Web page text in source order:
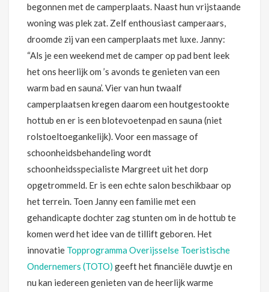
begonnen met de camperplaats. Naast hun vrijstaande
woning was plek zat. Zelf enthousiast camperaars,
droomde zij van een camperplaats met luxe. Janny:
“Als je een weekend met de camper op pad bent leek
het ons heerlijk om ’s avonds te genieten van een
warm bad en sauna’. Vier van hun twaalf
camperplaatsen kregen daarom een houtgestookte
hottub en er is een blotevoetenpad en sauna (niet
rolstoeltoegankelijk). Voor een massage of
schoonheidsbehandeling wordt
schoonheidsspecialiste Margreet uit het dorp
opgetrommeld. Er is een echte salon beschikbaar op
het terrein. Toen Janny een familie met een
gehandicapte dochter zag stunten om in de hottub te
komen werd het idee van de tillift geboren. Het
innovatie Topprogramma Overijsselse Toeristische
Ondernemers (TOTO) geeft het financiële duwtje en
nu kan iedereen genieten van de heerlijk warme